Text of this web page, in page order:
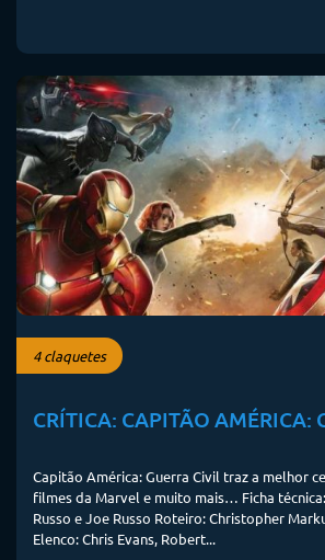
4 claquetes
CRÍTICA: CAPITÃO AMÉRICA:
Capitão América: Guerra Civil traz a melhor
filmes da Marvel e muito mais… Ficha
Russo e Joe Russo Roteiro: Christopher
Elenco: Chris Evans, Robert...